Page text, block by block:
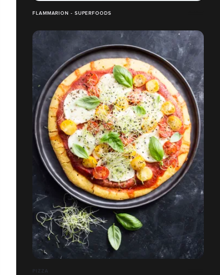
FLAMMARION - SUPERFOODS
PIZZA